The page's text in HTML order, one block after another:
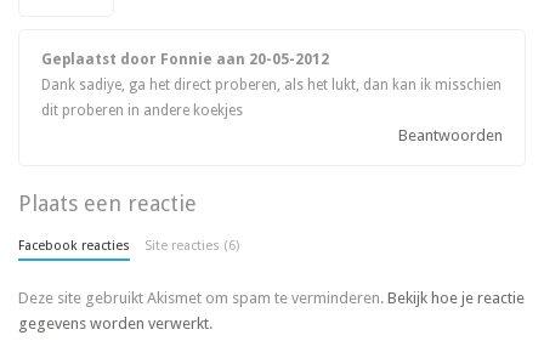
Geplaatst door Fonnie aan 20-05-2012
Dank sadiye, ga het direct proberen, als het lukt, dan kan ik misschien
dit proberen in andere koekjes
Beantwoorden
Plaats een reactie
Facebook reacties Site reacties (6)
Deze site gebruikt Akismet om spam te verminderen.Bekijk hoe je reactie
gegevens worden verwerkt.